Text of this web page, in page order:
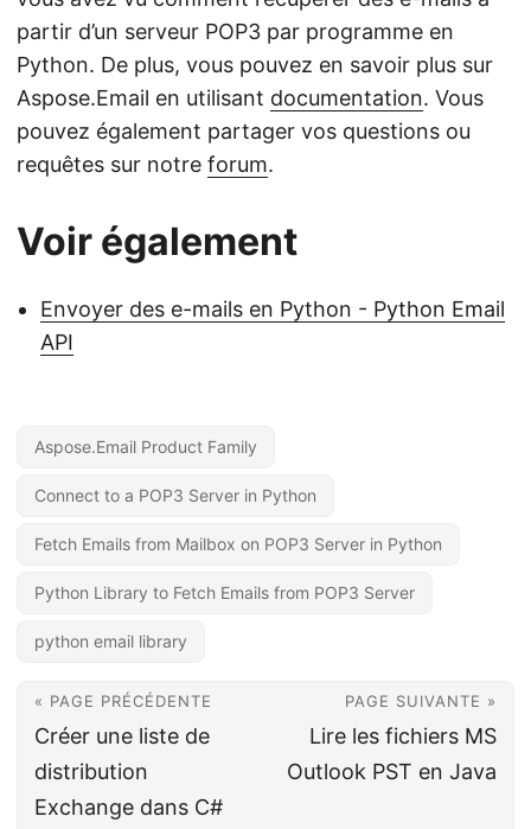
partir d’un serveur POP3 par programme en
Python. De plus, vous pouvez en savoir plus sur
Aspose.Email en utilisant documentation. Vous
pouvez également partager vos questions ou
requêtes sur notre forum.
Voir également
Envoyer des e-mails en Python - Python Email
API
Aspose.Email Product Family
Connect to a POP3 Server in Python
Fetch Emails from Mailbox on POP3 Server in Python
Python Library to Fetch Emails from POP3 Server
python email library
« PAGE PRÉCÉDENTE
Créer une liste de
distribution
Exchange dans C#
PAGE SUIVANTE »
Lire les fichiers MS
Outlook PST en Java